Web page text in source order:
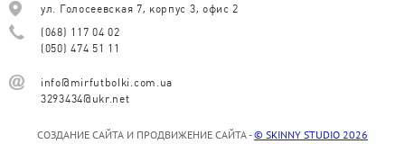
ул. Голосеевская 7, корпус 3, офис 2
(068) 117 04 02
(050) 474 51 11
info@mirfutbolki.com.ua
3293434@ukr.net
СОЗДАНИЕ САЙТА И ПРОДВИЖЕНИЕ САЙТА -© SKINNY STUDIO 2026